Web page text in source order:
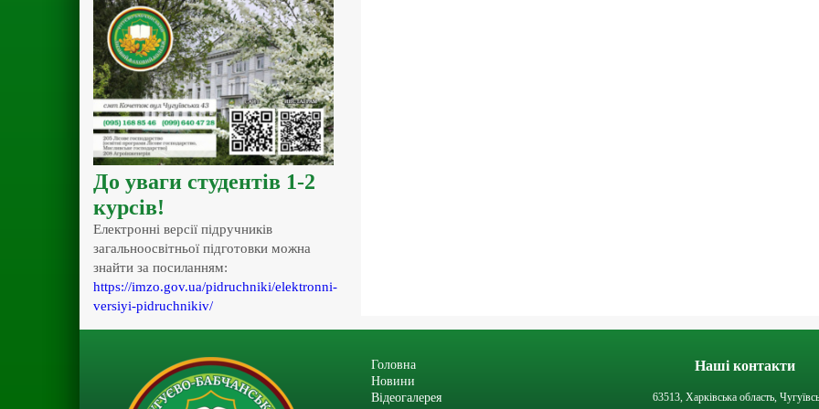
До уваги студентів 1-2
курсів!
Електронні версії підручників
загальноосвітньої підготовки можна
знайти за посиланням:
https://imzo.gov.ua/pidruchniki/elektronni-
versiyi-pidruchnikiv/
Головна
Новини
Відеогалерея
Наші контакти
63513, Харківська область,